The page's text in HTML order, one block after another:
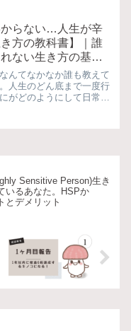
らない…人生が辛
方の教科書】｜誰
ない生き方の基本
ポイント
んてなかなか誰も教えて
人生のどん底まで一度行
がどのようにして日常生
Sensitive Person)生き
いるあなた。HSPか
とデメリット